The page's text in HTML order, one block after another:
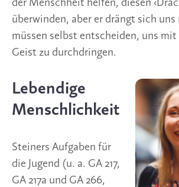
der Menschheit helfen, diesen
überwinden, aber er drängt sich
müssen selbst entscheiden, uns
Geist zu durchdringen.
Lebendige
Menschlichkeit
Steiners Aufgaben für
die Jugend (u. a. GA 217,
GA 217a und GA 266,